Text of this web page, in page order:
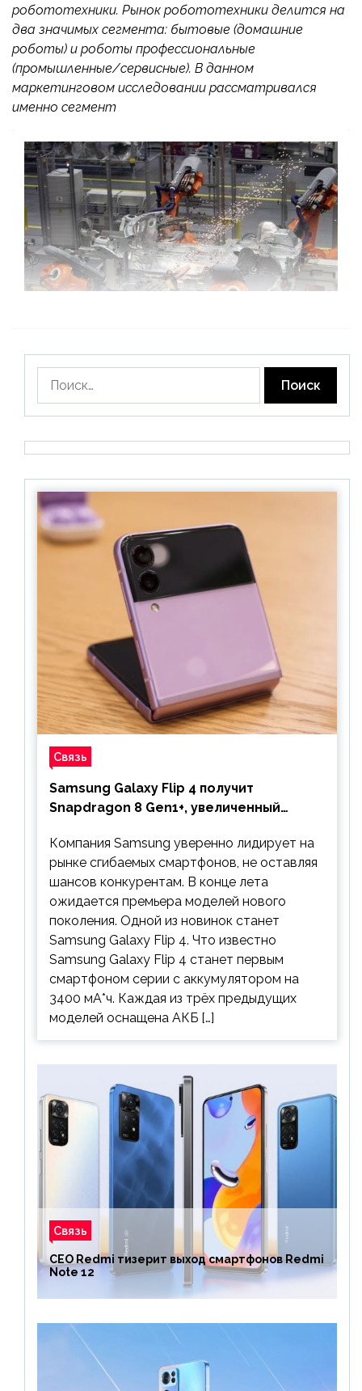
робототехники. Рынок робототехники делится на
два значимых сегмента: бытовые (домашние
роботы) и роботы профессиональные
(промышленные/сервисные). В данном
маркетинговом исследовании рассматривался
именно сегмент
Связь
Samsung Galaxy Flip 4 получит
Snapdragon 8 Gen1+, увеличенный
предшественника
Компания Samsung уверенно лидирует на
рынке сгибаемых смартфонов, не оставляя
шансов конкурентам. В конце лета
ожидается премьера моделей нового
поколения. Одной из новинок станет
Samsung Galaxy Flip 4. Что известно
Samsung Galaxy Flip 4 станет первым
смартфоном серии с аккумулятором на
3400 мА*ч. Каждая из трёх предыдущих
моделей оснащена АКБ […]
Связь
CEO Redmi тизерит выход смартфонов Redmi
Note 12